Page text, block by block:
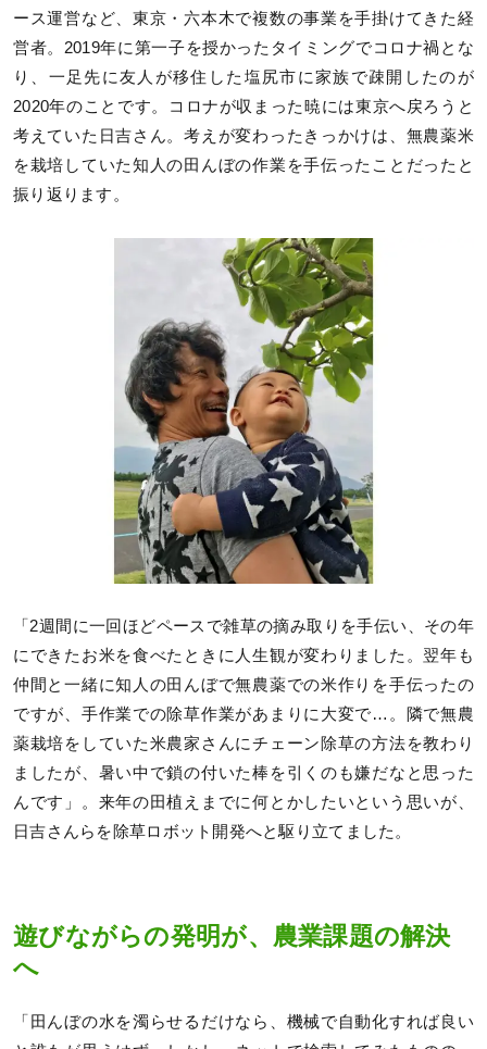
ース運営など、東京・六本木で複数の事業を手掛けてきた経
営者。2019年に第一子を授かったタイミングでコロナ禍とな
り、一足先に友人が移住した塩尻市に家族で疎開したのが
2020年のことです。コロナが収まった暁には東京へ戻ろうと
考えていた日吉さん。考えが変わったきっかけは、無農薬米
を栽培していた知人の田んぼの作業を手伝ったことだったと
振り返ります。
「2週間に一回ほどペースで雑草の摘み取りを手伝い、その年
にできたお米を食べたときに人生観が変わりました。翌年も
仲間と一緒に知人の田んぼで無農薬での米作りを手伝ったの
ですが、手作業での除草作業があまりに大変で…。隣で無農
薬栽培をしていた米農家さんにチェーン除草の方法を教わり
ましたが、暑い中で鎖の付いた棒を引くのも嫌だなと思った
んです」。来年の田植えまでに何とかしたいという思いが、
日吉さんらを除草ロボット開発へと駆り立てました。
遊びながらの発明が、農業課題の解決
へ
「田んぼの水を濁らせるだけなら、機械で自動化すれば良い